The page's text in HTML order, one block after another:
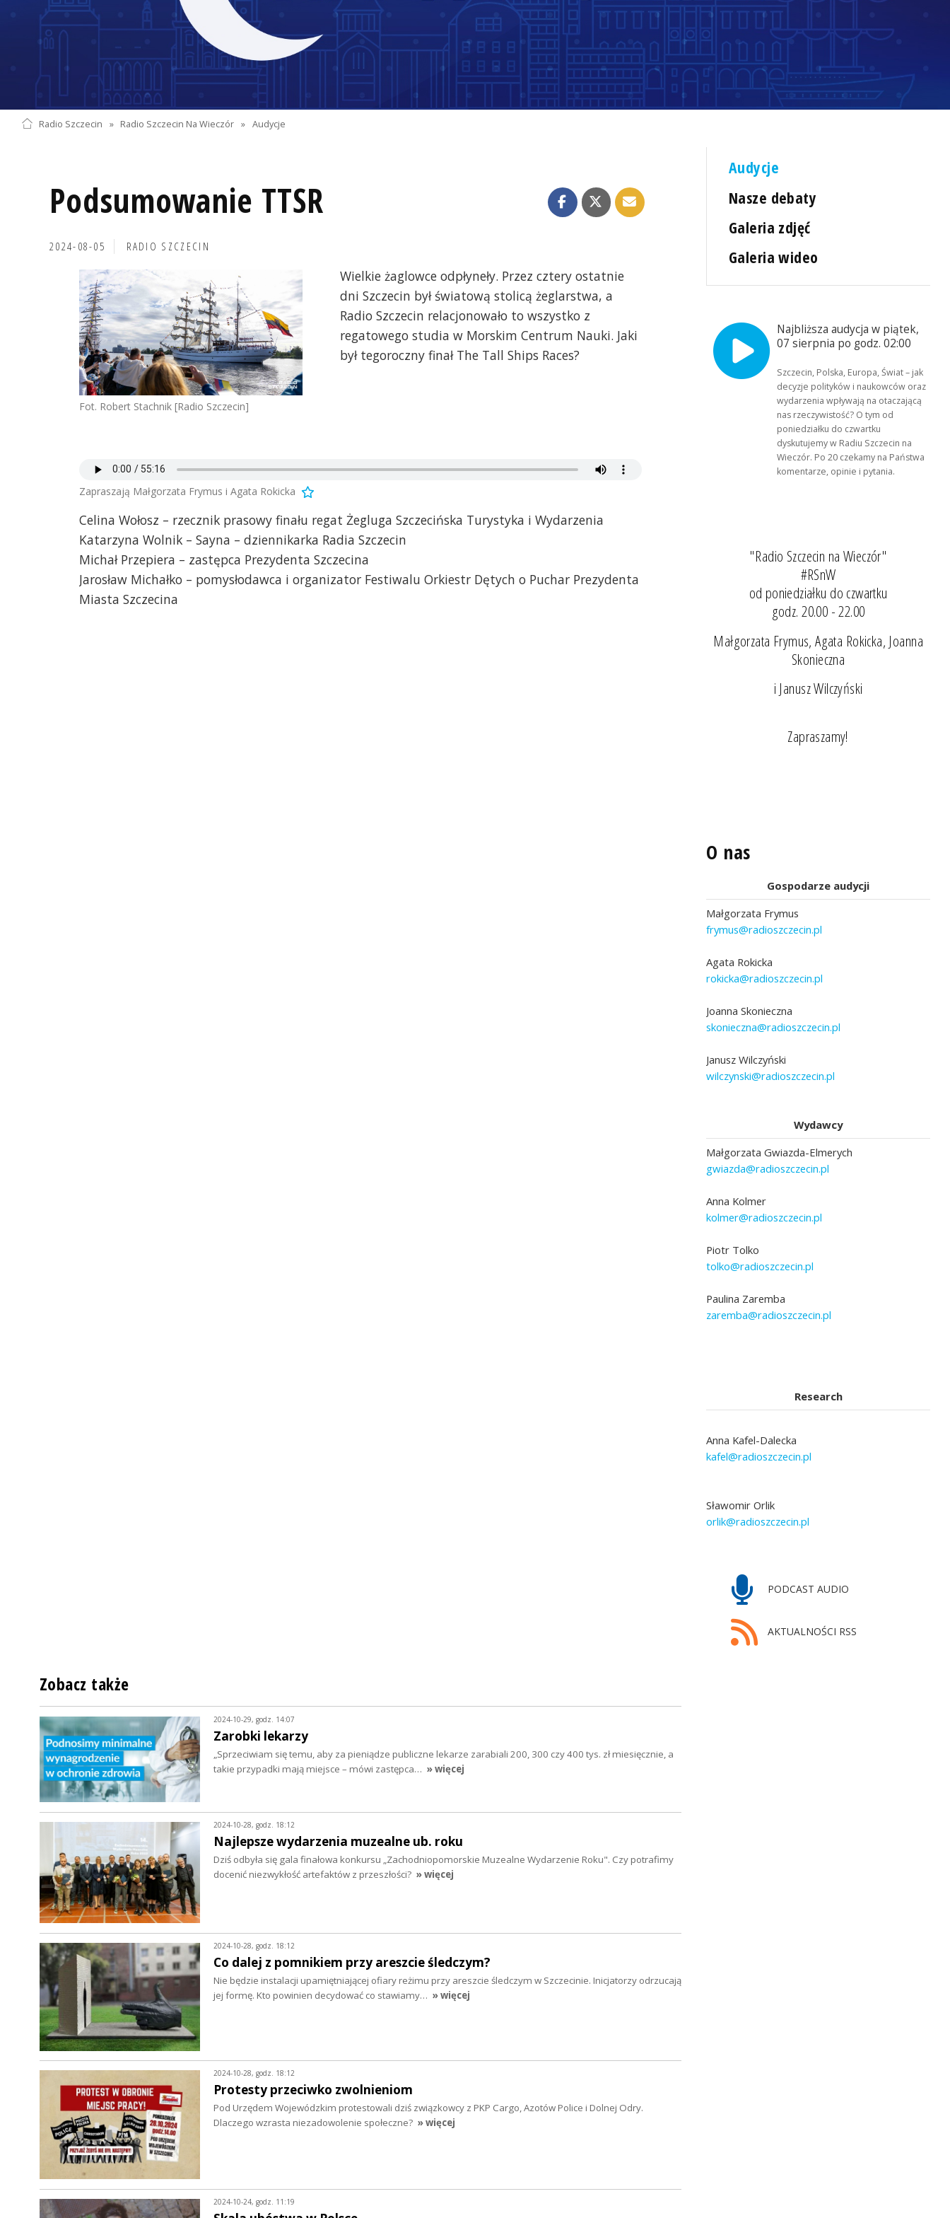
Radio Szczecin » Radio Szczecin Na Wieczór » Audycje
Podsumowanie TTSR
2024-08-05 RADIO SZCZECIN
Fot. Robert Stachnik [Radio Szczecin]
Wielkie żaglowce odpłyneły. Przez cztery ostatnie
dni Szczecin był światową stolicą żeglarstwa, a
Radio Szczecin relacjonowało to wszystko z
regatowego studia w Morskim Centrum Nauki. Jaki
był tegoroczny finał The Tall Ships Races?
Zapraszają Małgorzata Frymus i Agata Rokicka
Celina Wołosz – rzecznik prasowy finału regat Żegluga Szczecińska Turystyka i Wydarzenia
Katarzyna Wolnik – Sayna – dziennikarka Radia Szczecin
Michał Przepiera – zastępca Prezydenta Szczecina
Jarosław Michałko – pomysłodawca i organizator Festiwalu Orkiestr Dętych o Puchar Prezydenta
Miasta Szczecina
Audycje
Nasze debaty
Galeria zdjęć
Galeria wideo
Najbliższa audycja w piątek,
07 sierpnia po godz. 02:00
Szczecin, Polska, Europa, Świat – jak
decyzje polityków i naukowców oraz
wydarzenia wpływają na otaczającą
nas rzeczywistość? O tym od
poniedziałku do czwartku
dyskutujemy w Radiu Szczecin na
Wieczór. Po 20 czekamy na Państwa
komentarze, opinie i pytania.
"Radio Szczecin na Wieczór"
#RSnW
od poniedziałku do czwartku
godz. 20.00 - 22.00
Małgorzata Frymus, Agata Rokicka, Joanna
Skonieczna
i Janusz Wilczyński
Zapraszamy!
O nas
Gospodarze audycji
Małgorzata Frymus
frymus@radioszczecin.pl
Agata Rokicka
rokicka@radioszczecin.pl
Joanna Skonieczna
skonieczna@radioszczecin.pl
Janusz Wilczyński
wilczynski@radioszczecin.pl
Wydawcy
Małgorzata Gwiazda-Elmerych
gwiazda@radioszczecin.pl
Anna Kolmer
kolmer@radioszczecin.pl
Piotr Tolko
tolko@radioszczecin.pl
Paulina Zaremba
zaremba@radioszczecin.pl
Research
Anna Kafel-Dalecka
kafel@radioszczecin.pl
Sławomir Orlik
orlik@radioszczecin.pl
PODCAST AUDIO
AKTUALNOŚCI RSS
Zobacz także
2024-10-29, godz. 14:07
Zarobki lekarzy
„Sprzeciwiam się temu, aby za pieniądze publiczne lekarze zarabiali 200, 300 czy 400 tys. zł miesięcznie, a
takie przypadki mają miejsce – mówi zastępca… » więcej
2024-10-28, godz. 18:12
Najlepsze wydarzenia muzealne ub. roku
Dziś odbyła się gala finałowa konkursu „Zachodniopomorskie Muzealne Wydarzenie Roku". Czy potrafimy
docenić niezwykłość artefaktów z przeszłości? » więcej
2024-10-28, godz. 18:12
Co dalej z pomnikiem przy areszcie śledczym?
Nie będzie instalacji upamiętniającej ofiary reżimu przy areszcie śledczym w Szczecinie. Inicjatorzy odrzucają
jej formę. Kto powinien decydować co stawiamy… » więcej
2024-10-28, godz. 18:12
Protesty przeciwko zwolnieniom
Pod Urzędem Wojewódzkim protestowali dziś związkowcy z PKP Cargo, Azotów Police i Dolnej Odry.
Dlaczego wzrasta niezadowolenie społeczne? » więcej
2024-10-24, godz. 11:19